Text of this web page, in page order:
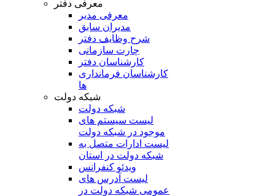
معرفی دفتر
معرفی مدیر
مدیران سابق
شرح وظایف دفتر
چارت سازمانی
کارشناسان دفتر
کارشناسان فرمانداری
ها
شبکه دولت
شبکه دولت
لیست سیستم های
موجود در شبکه دولت
لیست ادارات متصل به
شبکه دولت در استان
ویدئو کنفرانس
لیست آدرس های
عمومی شبکه دولت در